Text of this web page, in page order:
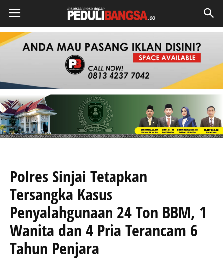
Polres Sinjai Tetapkan
Tersangka Kasus
Penyalahgunaan 24 Ton BBM, 1
Wanita dan 4 Pria Terancam 6
Tahun Penjara